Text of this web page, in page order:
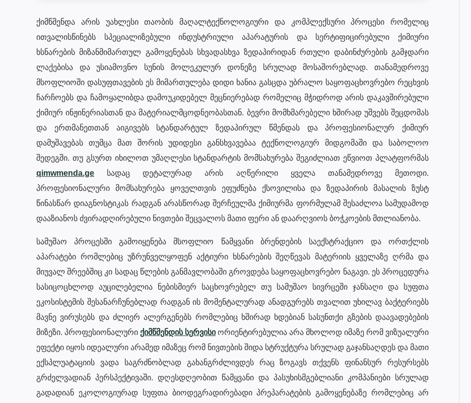
ქიმწმენდა არის უახლესი თაობის მაღალტექნოლოგიური და კომპლექსური პროცესი რომელიც
ითვალისწინებს სპეციალიზებული ინდუსტრიული აპარატურის და სერტიფიცირებული ქიმიური
ხსნარების მიზანმიმართულ გამოყენებას სხვადასხვა ზედაპირიდან რთული დაბინძურების გამჯდარი
ლაქებისა და უსიამოვნო სუნის მოლეკულურ დონეზე სრულად მოსაშორებლად. თანამედროვე
მსოფლიოში დასუფთავების ეს მიმართულება დიდი ხანია გასცდა უბრალო საყოფაცხოვრებო რეცხვის
ჩარჩოებს და ჩამოყალიბდა დამოუკიდებელ მეცნიერებად რომელიც მჭიდროდ არის დაკავშირებული
ქიმიურ ინჟინერიასთან და მატერიალმცოდნეობასთან. ბევრი მომხმარებელი ხშირად უშვებს შეცდომას
და ერთმანეთთან აიგივებს სტანდარტულ ზედაპირულ წმენდას და პროფესიონალურ ქიმიურ
დამუშავებას თუმცა მათ შორის უდიდესი განსხვავებაა ტექნოლოგიურ მიდგომაში და საბოლოო
შედეგში. თუ გსურთ იხილოთ უმაღლესი სტანდარტის მომსახურება შეგიძლიათ ეწვიოთ პლატფორმას
qimwmenda.ge სადაც დეტალურად არის აღწერილი ყველა თანამედროვე მეთოდი.
პროფესიონალური მომსახურება ყოველთვის ეფუძნება ქსოვილისა და ზედაპირის მასალის ზუსტ
წინასწარ დიაგნოსტიკას რადგან არასწორად შერჩეულმა ქიმიურმა ფორმულამ შესაძლოა სამუდამოდ
დააზიანოს ძვირადღირებული ნივთები შეცვალოს მათი ფერი ან დაარღვიოს ბოჭკოების მთლიანობა.
სამუშაო პროცესში გამოიყენება მსოფლიო წამყვანი ბრენდების საექსტრაქციო და ორთქლის
აპარატები რომლებიც უზრუნველყოფენ აქტიური ხსნარების შეღწევას მატერიის ყველაზე ღრმა და
მიუვალ შრეებშიც კი სადაც წლების განმავლობაში გროვდება საყოფაცხოვრებო ნაგავი. ეს პროცედურა
სასიცოცხლოდ აუცილებელია ნებისმიერ საცხოვრებელ თუ სამუშაო სივრცეში ჯანსაღი და სუფთა
ეკოსისტემის შესანარჩუნებლად რადგან ის მომენტალურად ანადგურებს თვალით უხილავ ბაქტერიებს
მავნე ვირუსებს და ძლიერ ალერგენებს რომლებიც ხშირად ხდებიან სასუნთქი გზების დაავადებების
მიზეზი. პროფესიონალური ქიმწმენდის სერვისიორიენტირებულია არა მხოლოდ იმაზე რომ ვიზუალური
ეფექტი იყოს იდეალური არამედ იმაზეც რომ ნივთების შიდა სტრუქტურა სრულად გაჯანსაღდეს და მათი
ექსპლუატაციის ვადა საგრძნობლად გახანგრძლივდეს რაც ზოგავს თქვენს ფინანსურ რესურსებს
გრძელვადიან პერსპექტივაში. დღესდღეობით წამყვანი და პასუხისმგებლიანი კომპანიები სრულად
გადადიან ეკოლოგიურად სუფთა ბიოდეგრადირებადი პრეპარატების გამოყენებაზე რომლებიც არ